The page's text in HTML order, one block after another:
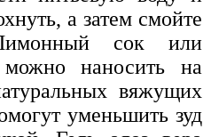
а затем смойте
сок или
наносить на
вяжущих
уменьшить зуд